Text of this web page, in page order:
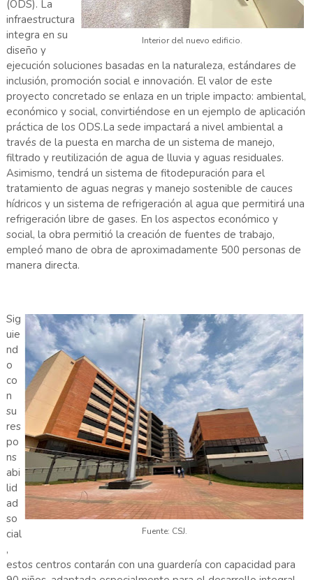
Interior del nuevo edificio.
(ODS). La
infraestructura
integra en su
diseño y
ejecución soluciones basadas en la naturaleza, estándares de
inclusión, promoción social e innovación. El valor de este
proyecto concretado se enlaza en un triple impacto: ambiental,
económico y social, convirtiéndose en un ejemplo de aplicación
práctica de los ODS.La sede impactará a nivel ambiental a
través de la puesta en marcha de un sistema de manejo,
filtrado y reutilización de agua de lluvia y aguas residuales.
Asimismo, tendrá un sistema de fitodepuración para el
tratamiento de aguas negras y manejo sostenible de cauces
hídricos y un sistema de refrigeración al agua que permitirá una
refrigeración libre de gases. En los aspectos económico y
social, la obra permitió la creación de fuentes de trabajo,
empleó mano de obra de aproximadamente 500 personas de
manera directa.
Fuente: CSJ.
Sig
uie
nd
o
co
n
su
res
po
ns
abi
lid
ad
so
cial
,
estos centros contarán con una guardería con capacidad para